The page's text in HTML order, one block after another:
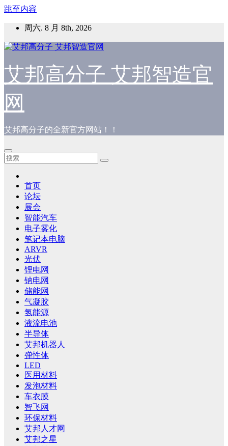
跳至内容
周六. 8 月 8th, 2026
艾邦高分子 艾邦智造官
网
艾邦高分子的全新官方网站！！
首页
论坛
展会
智能汽车
电子雾化
笔记本电脑
ARVR
光伏
锂电网
钠电网
储能网
气凝胶
氢能源
液流电池
半导体
艾邦机器人
弹性体
LED
医用材料
发泡材料
车衣膜
智飞网
环保材料
艾邦人才网
艾邦之星